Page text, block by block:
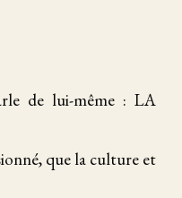
de lui-même : LA
que la culture et